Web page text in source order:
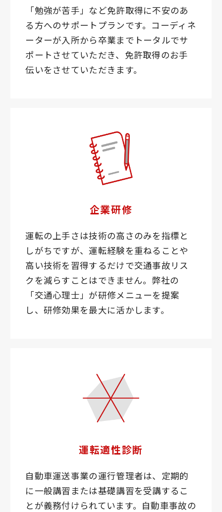
「勉強が苦手」など免許取得に不安のあ
る方へのサポートプランです。コーディネ
ーターが入所から卒業までトータルでサ
ポートさせていただき、免許取得のお手
伝いをさせていただきます。
企業研修
運転の上手さは技術の高さのみを指標と
しがちですが、運転経験を重ねることや
高い技術を習得するだけで交通事故リス
クを減らすことはできません。弊社の
「交通心理士」が研修メニューを提案
し、研修効果を最大に活かします。
運転適性診断
自動車運送事業の運行管理者は、定期的
に一般講習または基礎講習を受講するこ
とが義務付けられています。自動車事故の